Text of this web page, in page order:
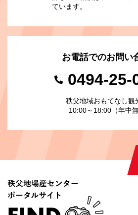
ています。
お電話でのお問い
0494-25-
秩父地域おもてなし観
10:00～18:00（年中無